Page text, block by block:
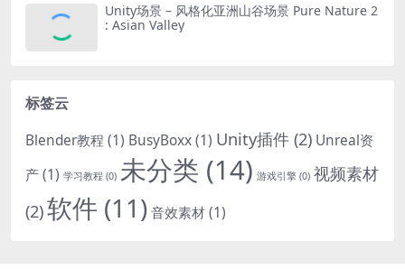
Unity场景 – 风格化亚洲山谷场景 Pure Nature 2
: Asian Valley
标签云
Blender教程 (1) BusyBoxx(1) Unity插件 (2) Unreal资
产(1) 学习教程 (0) 未分类 (14) 游戏引擎 (0) 视频素材
(2)软件 (11)音效素材(1)